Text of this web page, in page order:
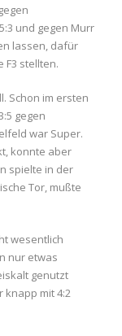
und gegen Murr
lassen, dafür
stellten.
Schon im ersten
gegen
war Super.
konnte aber
spielte in der
Tor, mußte
wesentlich
nur etwas
genutzt
knapp mit 4:2